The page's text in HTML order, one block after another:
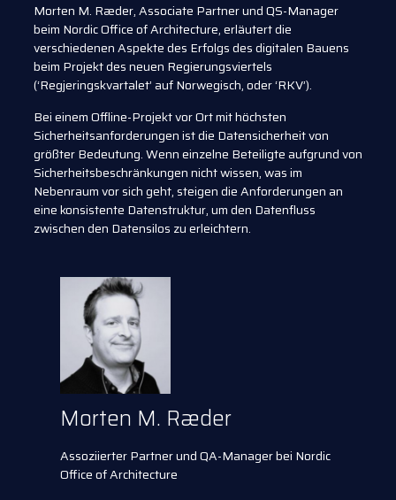
Morten M. Ræder, Associate Partner und QS-Manager
beim Nordic Office of Architecture, erläutert die
verschiedenen Aspekte des Erfolgs des digitalen Bauens
beim Projekt des neuen Regierungsviertels
(‘Regjeringskvartalet’ auf Norwegisch, oder ‘RKV’).
Bei einem Offline-Projekt vor Ort mit höchsten
Sicherheitsanforderungen ist die Datensicherheit von
größter Bedeutung. Wenn einzelne Beteiligte aufgrund von
Sicherheitsbeschränkungen nicht wissen, was im
Nebenraum vor sich geht, steigen die Anforderungen an
eine konsistente Datenstruktur, um den Datenfluss
zwischen den Datensilos zu erleichtern.
Morten M. Ræder
Assoziierter Partner und QA-Manager bei Nordic
Office of Architecture